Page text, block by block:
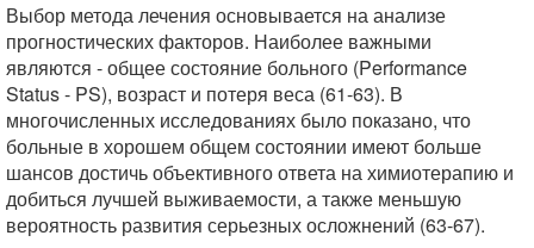
Выбор метода лечения основывается на анализе
прогностических факторов. Наиболее важными
являются - общее состояние больного (Performance
Status - PS), возраст и потеря веса (61-63). В
многочисленных исследованиях было показано, что
больные в хорошем общем состоянии имеют больше
шансов достичь объективного ответа на химиотерапию и
добиться лучшей выживаемости, а также меньшую
вероятность развития серьезных осложнений (63-67).